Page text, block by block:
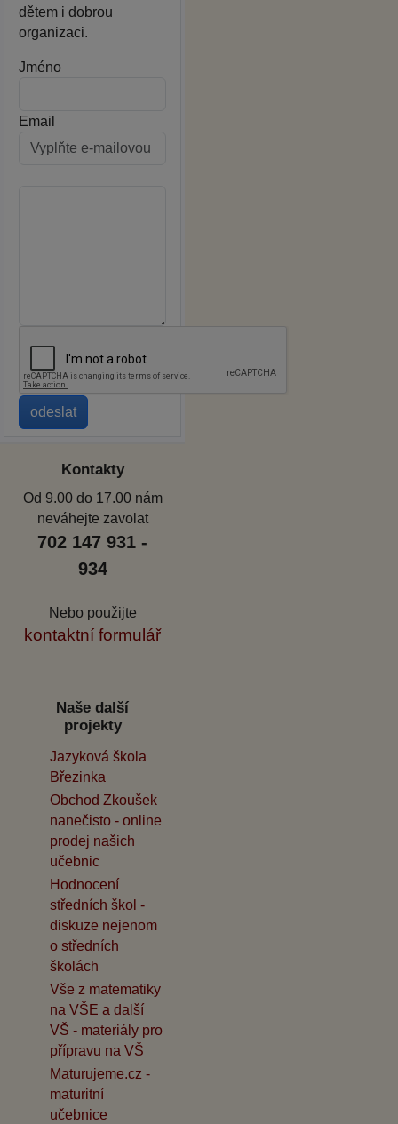
dětem i dobrou
organizaci.
Jméno
Email
Kontakty
Od 9.00 do 17.00 nám
neváhejte zavolat
702 147 931 -
934
Nebo použijte
kontaktní formulář
Naše další
projekty
Jazyková škola
Březinka
Obchod Zkoušek
nanečisto - online
prodej našich
učebnic
Hodnocení
středních škol -
diskuze nejenom
o středních
školách
Vše z matematiky
na VŠE a další
VŠ - materiály pro
přípravu na VŠ
Maturujeme.cz -
maturitní
učebnice